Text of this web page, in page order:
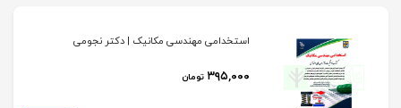
استخدامی مهندسی مکانیک | دکتر نجومی
۳۹۵,۰۰۰ تومان